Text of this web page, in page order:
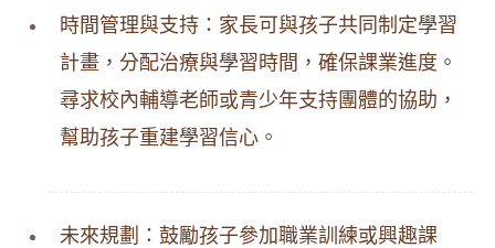
時間管理與支持：家長可與孩子共同制定學習
計畫，分配治療與學習時間，確保課業進度。
尋求校內輔導老師或青少年支持團體的協助，
幫助孩子重建學習信心。
未來規劃：鼓勵孩子參加職業訓練或興趣課